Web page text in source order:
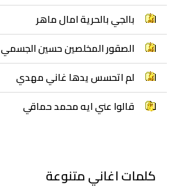
بالجي بالحرية امال ماهر
الصقور المخلصين حسين الجسمي
لم اتحسس يدها غاني مهدي
قالوا عني ايه محمد حماقي
كلمات اغاني متنوعة